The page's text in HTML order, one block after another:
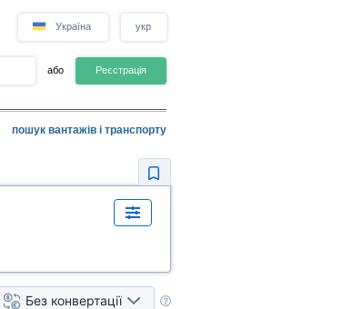
Україна укр
або Реєстрація
пошук вантажів і транспорту
Без конвертації